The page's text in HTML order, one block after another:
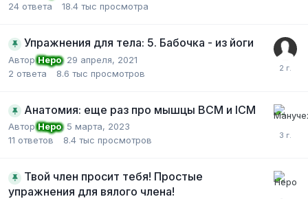
24 ответа 18.4 тыс просмотра
Упражнения для тела: 5. Бабочка - из йоги
АвторНеро, 29 апреля, 2021
2 ответа 8.6 тыс просмотров
Анатомия: еще раз про мышцы BCM и ICM
АвторНеро, 5 марта, 2023
11 ответов 8.4 тыс просмотров
Твой член просит тебя! Простые
упражнения для вялого члена!